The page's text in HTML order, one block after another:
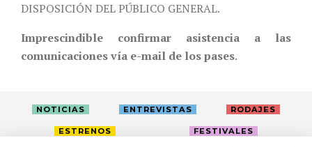
DISPOSICIÓN DEL PÚBLICO GENERAL.
Imprescindible confirmar asistencia a las
comunicaciones vía e-mail de los pases.
NOTICIAS ENTREVISTAS RODAJES
ESTRENOS FESTIVALES